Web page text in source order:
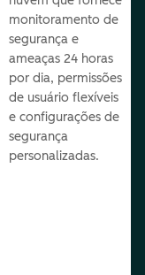
monitoramento de
segurança e
ameaças 24 horas
por dia, permissões
de usuário flexíveis
e configurações de
segurança
personalizadas.